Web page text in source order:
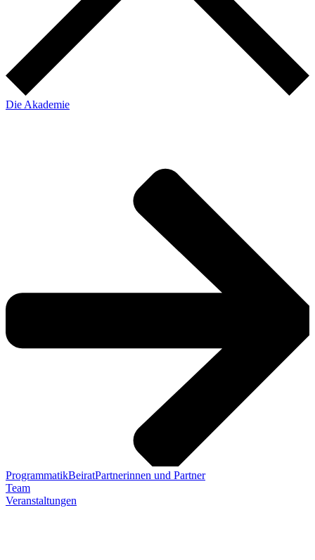
Die Akademie
ProgrammatikBeiratPartnerinnen und Partner
Team
Veranstaltungen